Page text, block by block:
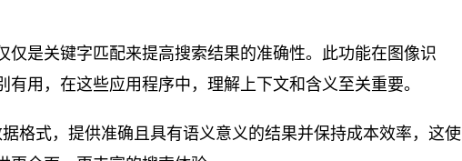
仅是关键字匹配来提高搜索结果的准确性。此功能在图像识
用，在这些应用程序中，理解上下文和含义至关重要。
格式，提供准确且具有语义意义的结果并保持成本效率，这使